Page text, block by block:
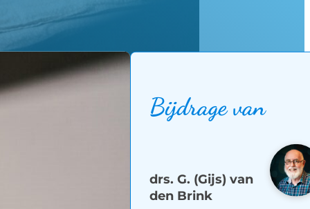
Bijdrage van
drs. G. (Gijs) van
den Brink